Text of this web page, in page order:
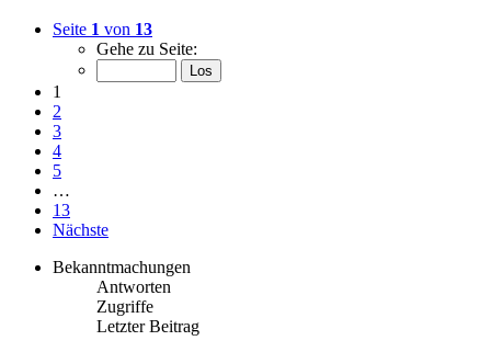
Seite 1 von 13
Gehe zu Seite:
1
2
3
4
5
…
13
Nächste
Bekanntmachungen
Antworten
Zugriffe
Letzter Beitrag